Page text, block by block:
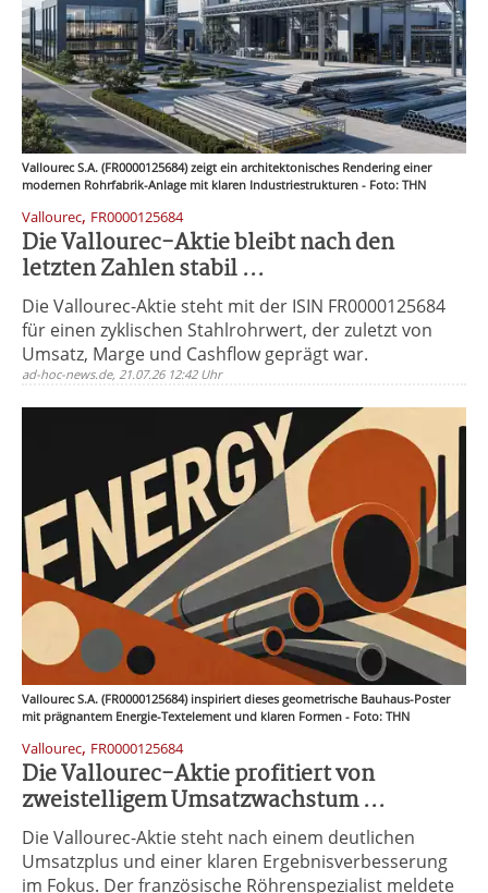
Vallourec S.A. (FR0000125684) zeigt ein architektonisches Rendering einer
modernen Rohrfabrik-Anlage mit klaren Industriestrukturen - Foto: THN
Vallourec, FR0000125684
Die Vallourec-Aktie bleibt nach den
letzten Zahlen stabil ...
Die Vallourec-Aktie steht mit der ISIN FR0000125684
für einen zyklischen Stahlrohrwert, der zuletzt von
Umsatz, Marge und Cashflow geprägt war.
ad-hoc-news.de, 21.07.26 12:42 Uhr
Vallourec S.A. (FR0000125684) inspiriert dieses geometrische Bauhaus-Poster
mit prägnantem Energie-Textelement und klaren Formen - Foto: THN
Vallourec, FR0000125684
Die Vallourec-Aktie profitiert von
zweistelligem Umsatzwachstum ...
Die Vallourec-Aktie steht nach einem deutlichen
Umsatzplus und einer klaren Ergebnisverbesserung
im Fokus. Der französische Röhrenspezialist meldete